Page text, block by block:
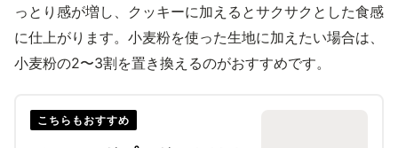
っとり感が増し、クッキーに加えるとサクサクとした食感
に仕上がります。小麦粉を使った生地に加えたい場合は、
小麦粉の2〜3割を置き換えるのがおすすめです。
こちらもおすすめ